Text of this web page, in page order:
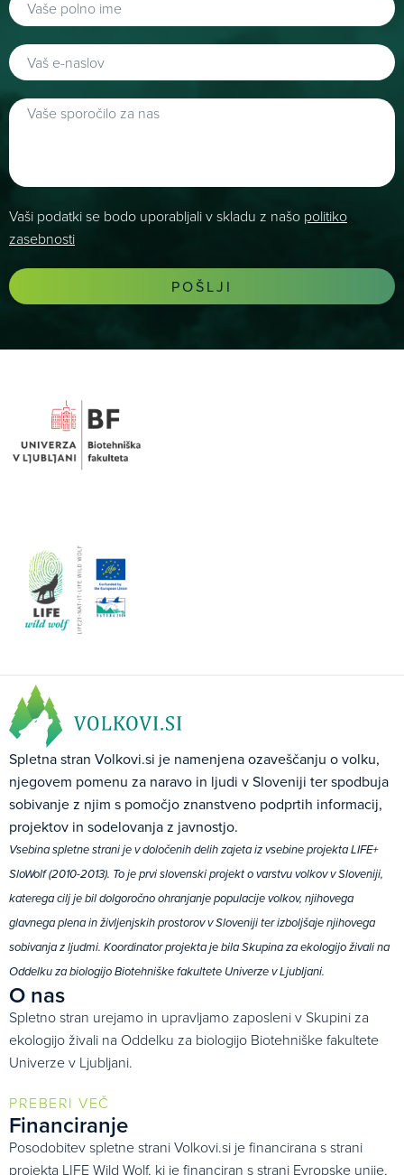
Vaši podatki se bodo uporabljali v skladu z našo politiko
zasebnosti
POŠLJI
Spletna stran Volkovi.si je namenjena ozaveščanju o volku,
njegovem pomenu za naravo in ljudi v Sloveniji ter spodbuja
sobivanje z njim s pomočjo znanstveno podprtih informacij,
projektov in sodelovanja z javnostjo.
Vsebina spletne strani je v določenih delih zajeta iz vsebine projekta LIFE+
SloWolf (2010-2013). To je prvi slovenski projekt o varstvu volkov v Sloveniji,
katerega cilj je bil dolgoročno ohranjanje populacije volkov, njihovega
glavnega plena in življenjskih prostorov v Sloveniji ter izboljšaje njihovega
sobivanja z ljudmi. Koordinator projekta je bila Skupina za ekologijo živali na
Oddelku za biologijo Biotehniške fakultete Univerze v Ljubljani.
O nas
Spletno stran urejamo in upravljamo zaposleni v Skupini za
ekologijo živali na Oddelku za biologijo Biotehniške fakultete
Univerze v Ljubljani.
PREBERI VEČ
Financiranje
Posodobitev spletne strani Volkovi.si je financirana s strani
projekta LIFE Wild Wolf, ki je financiran s strani Evropske unije,